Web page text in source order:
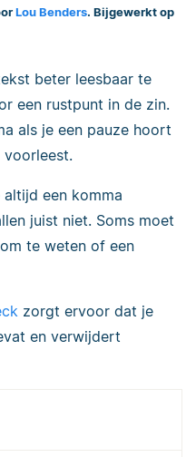
Lou Benders. Bijgewerkt op
beter leesbaar te
een rustpunt in de zin.
als je een pauze hoort
voorleest.
een komma
juist niet. Soms moet
te weten of een
zorgt ervoor dat je
en verwijdert